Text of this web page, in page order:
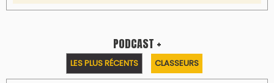
PODCAST +
LES PLUS RÉCENTS CLASSEURS